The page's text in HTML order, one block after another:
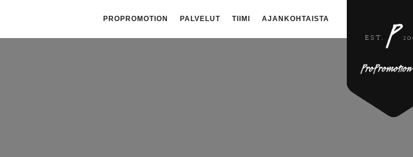
PROPROMOTION PALVELUT TIIMI AJANKOHTAISTA